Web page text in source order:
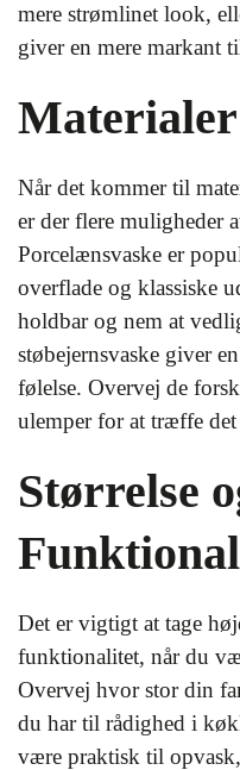
mere strømlinet look,
giver en mere markant
Materialer
Når det kommer til
er der flere muligheder
Porcelænsvaske er
overflade og klassiske
holdbar og nem at
støbejernsvaske giver
følelse. Overvej de
ulemper for at træffe
Størrelse
Det er vigtigt at tage
funktionalitet, når du
Overvej hvor stor din
du har til rådighed i
være praktisk til